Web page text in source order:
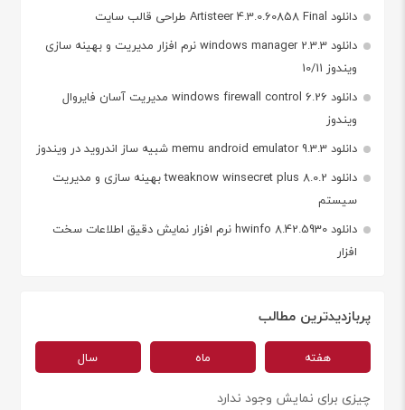
دانلود Artisteer 4.3.0.60858 Final طراحی قالب سایت
دانلود windows manager 2.3.3 نرم افزار مدیریت و بهینه سازی
ویندوز 10/11
دانلود windows firewall control 6.26 مدیریت آسان فایروال
ویندوز
دانلود memu android emulator 9.3.3 شبیه ساز اندروید در ویندوز
دانلود tweaknow winsecret plus 8.0.2 بهینه سازی و مدیریت
سیستم
دانلود hwinfo 8.42.5930 نرم افزار نمایش دقیق اطلاعات سخت
افزار
پربازدیدترین مطالب
هفته ماه سال
چیزی برای نمایش وجود ندارد